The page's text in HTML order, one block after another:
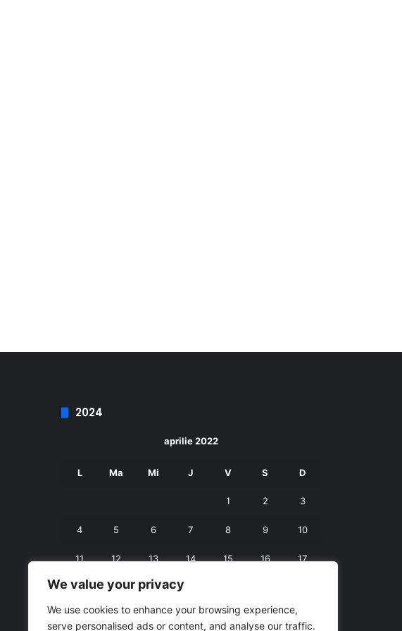
We value your privacy
We use cookies to enhance your browsing experience,
serve personalised ads or content, and analyse our traffic.
2024
aprilie 2022
L Ma Mi J V S D
1 2 3
4 5 6 7 8 9 10
11 12 13 14 15 16 17
18 19 20
25 26 27 28 29 30